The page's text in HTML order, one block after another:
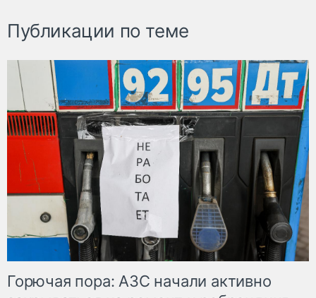
Публикации по теме
Горючая пора: АЗС начали активно